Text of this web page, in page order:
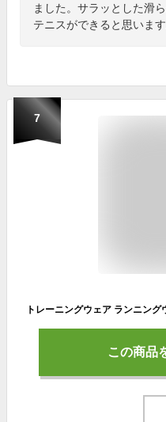
ました。サラッとした滑
テニスができると思います
7
この商品